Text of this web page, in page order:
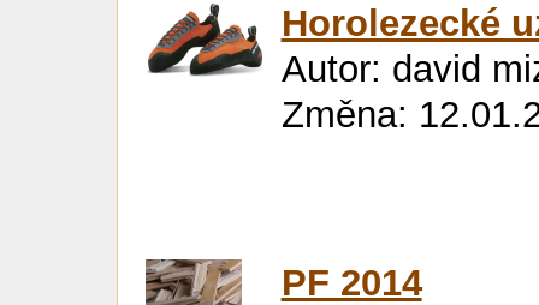
Horolezecké
Autor: david
Změna:
PF 2014